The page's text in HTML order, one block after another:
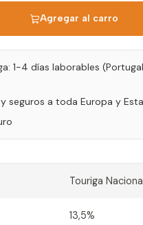
Agregar al carro
1-4 días laborables
seguros a toda Europa y
Touriga
13,5%